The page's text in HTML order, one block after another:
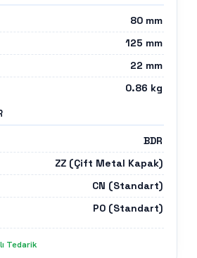
80 mm
125 mm
22 mm
0.86 kg
BDR
ZZ (Çift Metal Kapak)
CN (Standart)
P0 (Standart)
Tedarik